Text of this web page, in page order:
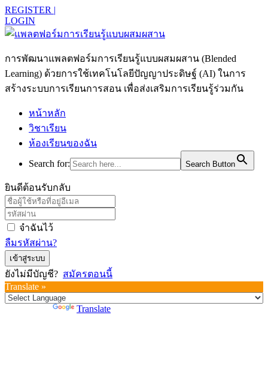
REGISTER |
LOGIN
การพัฒนาแพลตฟอร์มการเรียนรู้แบบผสมผสาน (Blended
Learning) ด้วยการใช้เทคโนโลยีปัญญาประดิษฐ์ (AI) ในการ
สร้างระบบการเรียนการสอน เพื่อส่งเสริมการเรียนรู้ร่วมกัน
หน้าหลัก
วิชาเรียน
ห้องเรียนของฉัน
Search for:
Search Button
ยินดีต้อนรับกลับ
จำฉันไว้
ลืมรหัสผ่าน?
เข้าสู่ระบบ
ยังไม่มีบัญชี? สมัครตอนนี้
Translate »
Translate